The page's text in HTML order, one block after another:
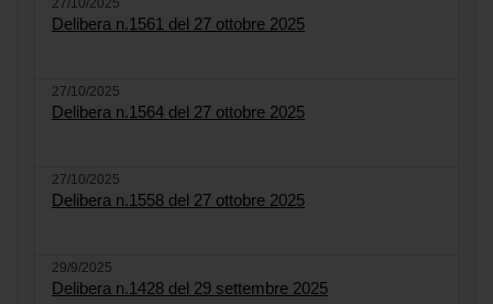
27/10/2025
Delibera n.1561 del 27 ottobre 2025
27/10/2025
Delibera n.1564 del 27 ottobre 2025
27/10/2025
Delibera n.1558 del 27 ottobre 2025
29/9/2025
Delibera n.1428 del 29 settembre 2025